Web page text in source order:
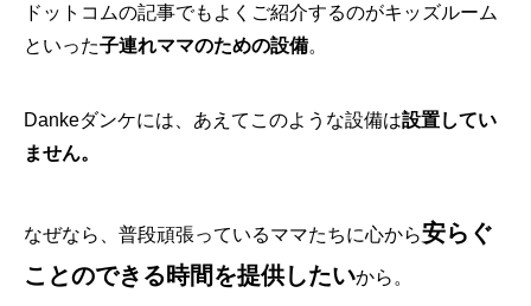
ドットコムの記事でもよくご紹介するのがキッズルーム
といった子連れママのための設備。
Dankeダンケには、あえてこのような設備は設置してい
ません。
なぜなら、普段頑張っているママたちに心から安らぐ
ことのできる時間を提供したいから。